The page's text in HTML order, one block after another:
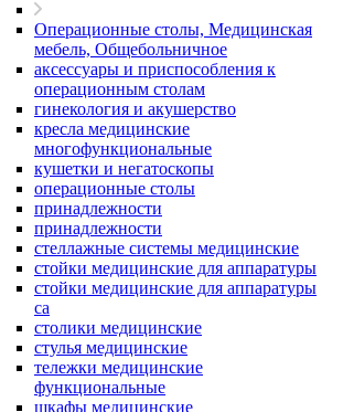
Операционные столы, Медицинская
мебель, Общебольничное
аксессуары и приспособления к
операционным столам
гинекология и акушерство
кресла медицинские
многофункциональные
кушетки и негатоскопы
операционные столы
принадлежности
принадлежности
стеллажные системы медицинские
стойки медицинские для аппаратуры
стойки медицинские для аппаратуры
са
столики медицинские
стулья медицинские
тележки медицинские
функциональные
шкафы медицинские